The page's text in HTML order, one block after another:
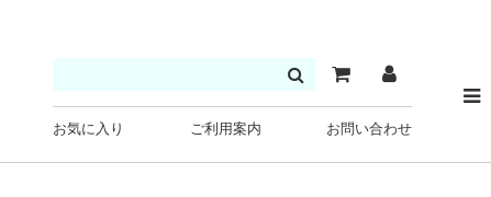
お気に入り ご利用案内 お問い合わせ